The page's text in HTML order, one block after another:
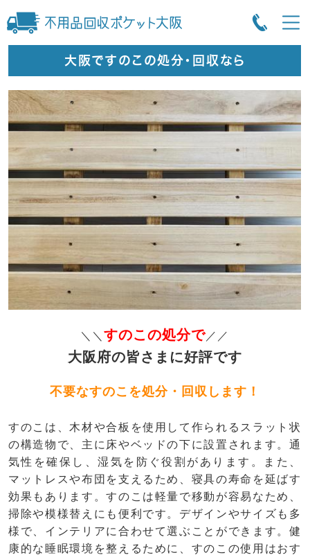
大阪ですのこの処分・回収なら
＼＼ すのこの処分で／／
大阪府の皆さまに好評です
不要なすのこを処分・回収します！
すのこは、木材や合板を使用して作られるスラット状
の構造物で、主に床やベッドの下に設置されます。通
気性を確保し、湿気を防ぐ役割があります。また、
マットレスや布団を支えるため、寝具の寿命を延ばす
効果もあります。すのこは軽量で移動が容易なため、
掃除や模様替えにも便利です。デザインやサイズも多
様で、インテリアに合わせて選ぶことができます。健
康的な睡眠環境を整えるために、すのこの使用はおす